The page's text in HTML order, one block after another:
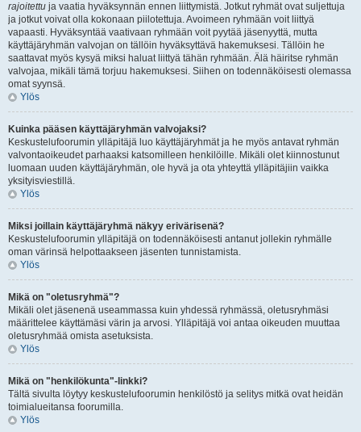
rajoitettu ja vaatia hyväksynnän ennen liittymistä. Jotkut ryhmät ovat suljettuja
ja jotkut voivat olla kokonaan piilotettuja. Avoimeen ryhmään voit liittyä
vapaasti. Hyväksyntää vaativaan ryhmään voit pyytää jäsenyyttä, mutta
käyttäjäryhmän valvojan on tällöin hyväksyttävä hakemuksesi. Tällöin he
saattavat myös kysyä miksi haluat liittyä tähän ryhmään. Älä häiritse ryhmän
valvojaa, mikäli tämä torjuu hakemuksesi. Siihen on todennäköisesti olemassa
omat syynsä.
Ylös
Kuinka pääsen käyttäjäryhmän valvojaksi?
Keskustelufoorumin ylläpitäjä luo käyttäjäryhmät ja he myös antavat ryhmän
valvontaoikeudet parhaaksi katsomilleen henkilöille. Mikäli olet kiinnostunut
luomaan uuden käyttäjäryhmän, ole hyvä ja ota yhteyttä ylläpitäjiin vaikka
yksityisviestillä.
Ylös
Miksi joillain käyttäjäryhmä näkyy erivärisenä?
Keskustelufoorumin ylläpitäjä on todennäköisesti antanut jollekin ryhmälle
oman värinsä helpottaakseen jäsenten tunnistamista.
Ylös
Mikä on "oletusryhmä"?
Mikäli olet jäsenenä useammassa kuin yhdessä ryhmässä, oletusryhmäsi
määrittelee käyttämäsi värin ja arvosi. Ylläpitäjä voi antaa oikeuden muuttaa
oletusryhmää omista asetuksista.
Ylös
Mikä on "henkilökunta"-linkki?
Tältä sivulta löytyy keskustelufoorumin henkilöstö ja selitys mitkä ovat heidän
toimialueitansa foorumilla.
Ylös